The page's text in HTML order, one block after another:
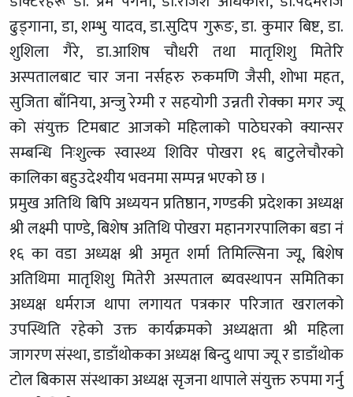
ढुड्गाना, डा, शम्भु यादव, डा.सुदिप गुरूङ, डा. कुमार बिष्ट, डा.
शुशिला गैरे, डा.आशिष चौधरी तथा मातृशिशु मितेरि
अस्पतालबाट चार जना नर्सहरु रुकमणि जैसी, शोभा महत,
सुजिता बाँनिया, अन्जु रेग्मी र सहयोगी उन्नती रोक्का मगर ज्यू
को संयुक्त टिमबाट आजको महिलाको पाठेघरको क्यान्सर
सम्बन्धि निःशुल्क स्वास्थ्य शिविर पोखरा १६ बाटुलेचौरको
कालिका बहुउदेश्यीय भवनमा सम्पन्न भएको छ ।
प्रमुख अतिथि बिपि अध्ययन प्रतिष्ठान, गण्डकी प्रदेशका अध्यक्ष
श्री लक्ष्मी पाण्डे, बिशेष अतिथि पोखरा महानगरपालिका बडा नं
१६ का वडा अध्यक्ष श्री अमृत शर्मा तिमिल्सिना ज्यू, बिशेष
अतिथिमा मातृशिशु मितेरी अस्पताल ब्यवस्थापन समितिका
अध्यक्ष धर्मराज थापा लगायत पत्रकार परिजात खरालको
उपस्थिति रहेको उक्त कार्यक्रमको अध्यक्षता श्री महिला
जागरण संस्था, डाडाँथोकका अध्यक्ष बिन्दु थापा ज्यू र डाडाँथोक
टोल बिकास संस्थाका अध्यक्ष सृजना थापाले संयुक्त रुपमा गर्नु